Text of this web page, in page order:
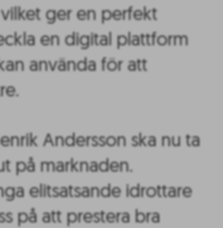
ger en perfekt
en digital plattform
använda för att
Andersson ska nu ta
på marknaden.
elitsatsande idrottare
på att prestera bra